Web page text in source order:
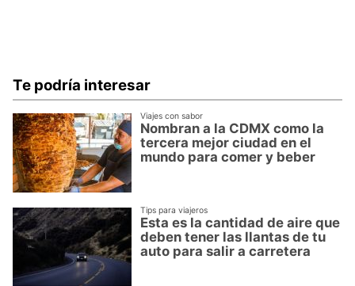
Te podría interesar
Viajes con sabor
Nombran a la CDMX como la
tercera mejor ciudad en el
mundo para comer y beber
Tips para viajeros
Esta es la cantidad de aire que
deben tener las llantas de tu
auto para salir a carretera